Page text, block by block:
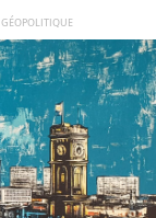
GÉOPOLITIQUE